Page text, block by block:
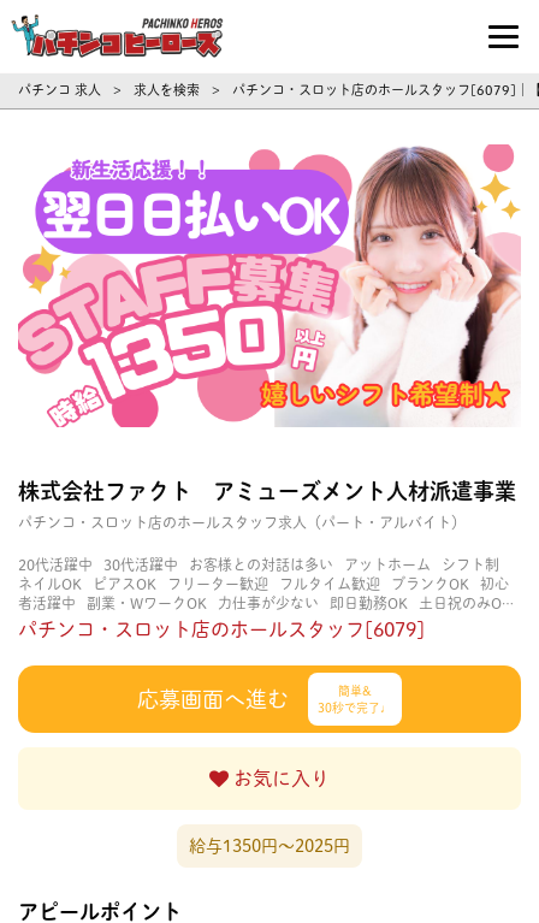
パチンコ求人・転職ならパチンコヒーロ
パチンコ 求人 > 求人を検索 > パチンコ・スロット店のホールスタッフ[6079]
株式会社ファクト アミューズメント人材派遣事業
パチンコ・スロット店のホールスタッフ求人（パート・アルバイト）
20代活躍中 30代活躍中 お客様との対話は多い アットホーム
シフト制
ネイルOK
ピアスOK フリーター歓迎 フルタイム歓迎 ブランクOK
初心
者活躍中
副業・WワークOK 力仕事が少ない 即日勤務OK
土日祝のみOK
学歴不問
服装自由 未経験・初心者OK 決められた時間できっちり
経験不要
立ち仕事 経験者・有資格者歓迎 自分の都合に合わせやすい
自由
パチンコ・スロット店のホールスタッフ[6079]
応募画面へ進む
簡単&
30秒で完了♩
お気に入り
給与1350円〜2025円
アピールポイント